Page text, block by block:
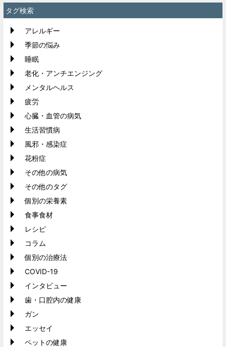
タグ検索
アレルギー
季節の悩み
睡眠
老化・アンチエンジング
メンタルヘルス
疲労
心臓・血管の病気
生活習慣病
風邪・感染症
花粉症
その他の病気
その他のタグ
個別の栄養素
食事食材
レシピ
コラム
個別の治療法
COVID-19
インタビュー
歯・口腔内の健康
ガン
エッセイ
ペットの健康